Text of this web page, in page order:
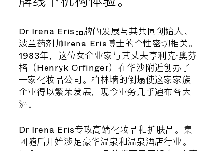
Dr Irena Eris品牌的发展与其共同创始人、
波兰药剂师Irena Eris博士的个性密切相关。
1983年，这位女企业家与其丈夫亨利克·奥芬
格（Henryk Orfinger）在华沙附近创办了
一家化妆品公司。柏林墙的倒塌使这家家族
企业得以繁荣发展，现今业务几乎遍布各大
洲。
Dr Irena Eris专攻高端化妆品和护肤品。集
团随后开始涉足豪华温泉和温泉酒店行业。